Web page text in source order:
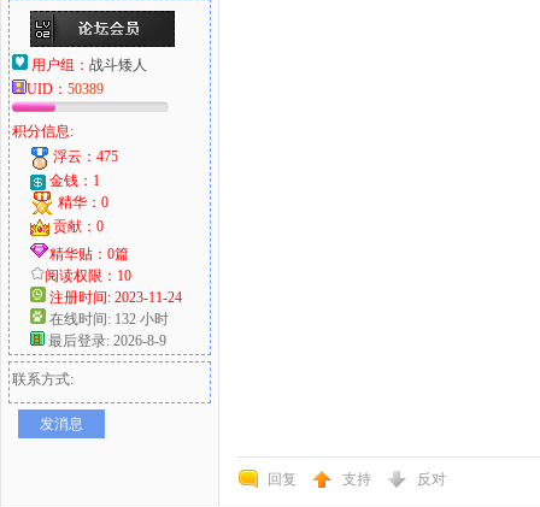
用户组： 战斗矮人
UID： 50389
积分信息:
浮云：475
金钱：1
精华：0
贡献：0
精华贴：0篇
阅读权限：10
注册时间: 2023-11-24
在线时间: 132 小时
最后登录: 2026-8-9
联系方式:
发消息
回复 支持 反对